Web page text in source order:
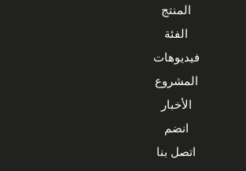
المنتج
الفئة
فيديوهات
المشروع
الأخبار
انضم
اتصل بنا